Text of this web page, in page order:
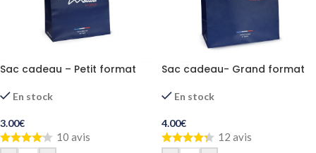
Sac cadeau – Petit format
En stock
3.00€
10 avis
Sac cadeau- Grand format
En stock
4.00€
12 avis